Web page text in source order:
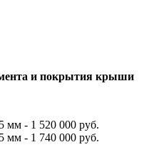
и покрытия крыши
мм - 1 520 000 руб.
мм - 1 740 000 руб.